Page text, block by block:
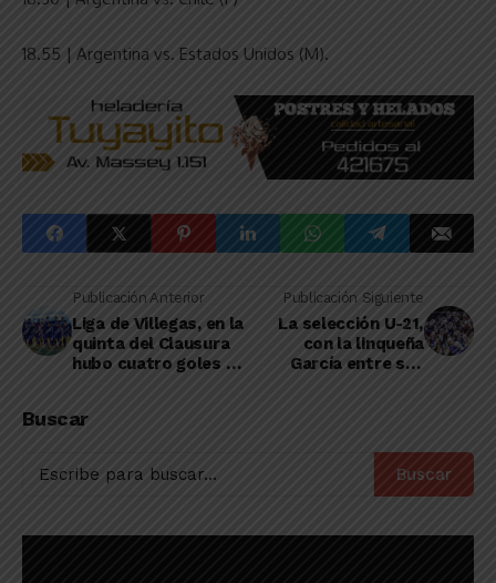
18.55 | Argentina vs. Estados Unidos (M).
Publicación Anterior
Liga de Villegas, en la
quinta del Clausura
hubo cuatro goles de
Publicación Siguiente
La selección U-21,
con la linqueña
García entre sus
Buscar
Buscar